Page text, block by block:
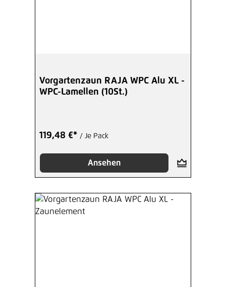
Vorgartenzaun RAJA WPC Alu XL -
WPC-Lamellen (10St.)
119,48 €* / Je Pack
Ansehen